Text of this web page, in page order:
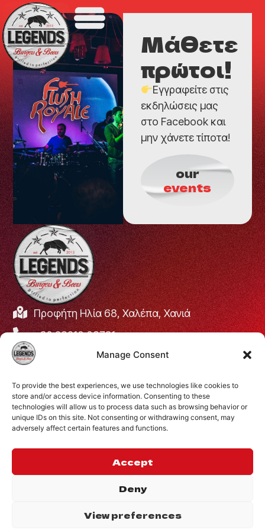
Manage Consent
To provide the best experiences, we use technologies like cookies to
store and/or access device information. Consenting to these
technologies will allow us to process data such as browsing behavior or
unique IDs on this site. Not consenting or withdrawing consent, may
adversely affect certain features and functions.
Accept
Deny
View preferences
Μάθετε
πρώτοι!
Εγγραφείτε στις
εκδηλώσεις μας
στο Facebook και
μην χάνετε τίποτα!
our
events
Προφήτη Ηλία 68, Χαλέπα, Χανιά
+30 28210 08731
info@legendsburgers.gr
Δευτέρα με Παρασκευή16:00 – 24:00
Σάββατο14:00 – 24:00
Κυριακή12:00 – 24:00
ΣΥΝΔΕΘΕΙΤΕ ΜΑΖΙ
©2024 Legends.Privacy Policy. Website by